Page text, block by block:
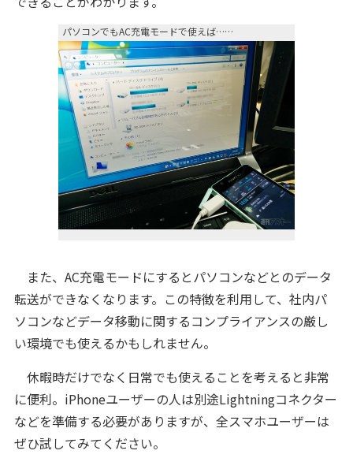
パソコンでもAC充電モードで使えば……
また、AC充電モードにするとパソコンなどとのデータ
転送ができなくなります。この特徴を利用して、社内パ
ソコンなどデータ移動に関するコンプライアンスの厳し
い環境でも使えるかもしれません。
休暇時だけでなく日常でも使えることを考えると非常
に便利。iPhoneユーザーの人は別途Lightningコネクター
などを準備する必要がありますが、全スマホユーザーは
ぜひ試してみてください。